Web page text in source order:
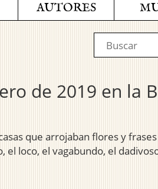
AUTORES
de 2019 en la
que arrojaban flores y
loco, el vagabundo, el